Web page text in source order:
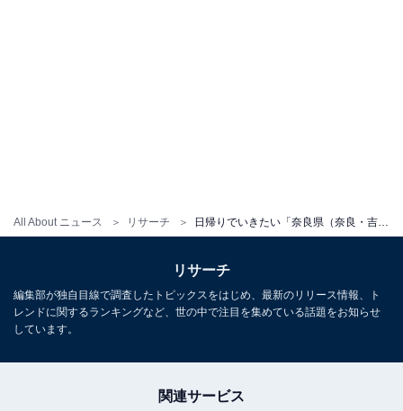
All About ニュース リサーチ
リサーチ
編集部が独自目線で調査したトピックスをはじめ、最新のリリース情報、ト
レンドに関するランキングなど、世の中で注目を集めている話題をお知らせ
しています。
関連サービス